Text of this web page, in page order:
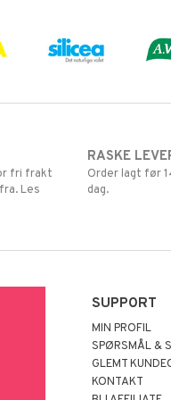
fri frakt
Les
RASKE
Order lagt før
dag.
SUPPORT
MIN PROFIL
SPØRSMÅL &
GLEMT
KONTAKT